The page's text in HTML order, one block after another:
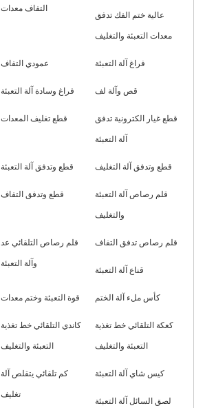
التفاف معدات
عالية ختم الفك تدفق
معدات التعبئة والتغليف
عمودي التفاف فراغ آلة التعبئة
فراغ وسادة آلة التعبئة قص وآلة لف
قطع تغليف المعدات قطع غيار الكترونية تدفق
آلة التعبئة
قطع وتدفق آلة التعبئة قطع وتدفق آلة التغليف
قطع وتدفق التفاف قلم رصاص آلة التعبئة
والتغليف
قلم رصاص التلقائي عد
وآلة التعبئة
قلم رصاص تدفق التفاف
قناع آلة التعبئة
قوة التعبئة وختم معدات كأس ملء آلة الختم
كاندي التلقائي خط تغذية
التعبئة والتغليف
كعكة التلقائي خط تغذية
التعبئة والتغليف
كم تلقائي يتقلص آلة
تغليف
كيس شاي آلة التعبئة
لصق السائل آلة التعبئة